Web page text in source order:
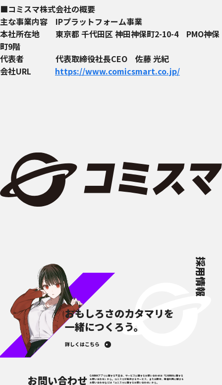
■コミスマ株式会社の概要
主な事業内容 IPプラットフォーム事業
本社所在地 東京都 千代田区 神田神保町2-10-4 PMO神保
町9階
代表者 代表取締役社長CEO 佐藤 光紀
会社URL https://www.comicsmart.co.jp/
採用情報
おもしろさのカタマリを
一緒につくろう。
詳しくはこちら
お問い合わせ
GANMA!アプリに関する不具合、サービスに関するお問い合わせは「GANMA!に関する
お問い合わせ」から。コミスマが提供するサービス、または取材、版権利用に関する
お問い合わせなどは「コミスマに関するお問い合わせ」から。